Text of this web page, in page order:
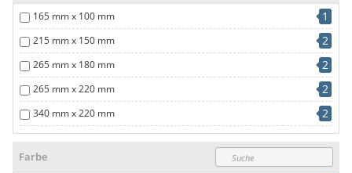
165 mm x 100 mm 1
215 mm x 150 mm 2
265 mm x 180 mm 2
265 mm x 220 mm 2
340 mm x 220 mm 2
340 mm x 230 mm 2
360 mm x 270 mm
Farbe